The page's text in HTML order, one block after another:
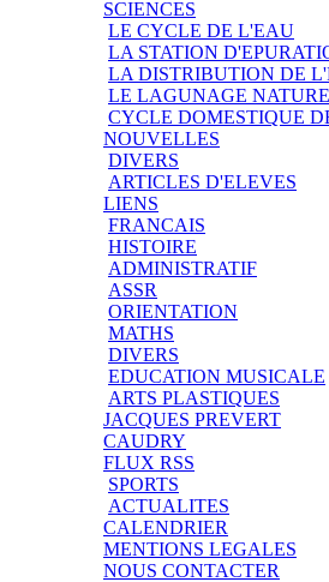
SCIENCES
LE CYCLE DE L'EAU
LA STATION
LA DISTRIBUTION DE
LE LAGUNAGE
CYCLE DOMESTIQUE
NOUVELLES
DIVERS
ARTICLES D'ELEVES
LIENS
FRANCAIS
HISTOIRE
ADMINISTRATIF
ASSR
ORIENTATION
MATHS
DIVERS
EDUCATION MUSICALE
ARTS PLASTIQUES
JACQUES PREVERT
CAUDRY
FLUX RSS
SPORTS
ACTUALITES
CALENDRIER
MENTIONS LEGALES
NOUS CONTACTER